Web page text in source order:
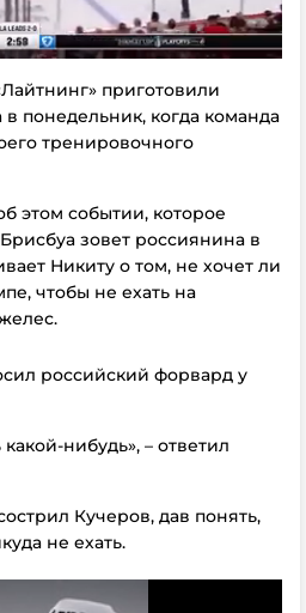
приготовили
понедельник, когда команда
тренировочного
этом событии, которое
зовет россиянина в
Никиту о том, не хочет ли
чтобы не ехать на
российский форвард у
нибудь», – ответил
Кучеров, дав понять,
не ехать.